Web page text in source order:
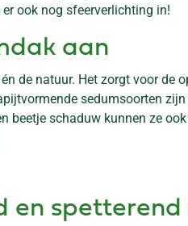
ook nog sfeerverlichting in!
aan
de natuur. Het zorgt voor
sedumsoorten
beetje schaduw kunnen ze
en